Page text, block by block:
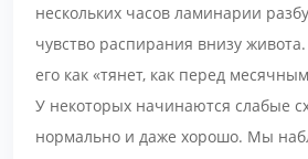
нескольких часов ламинарии
чувство распирания внизу
его как «тянет, как перед
У некоторых начинаются слабые
нормально и даже хорошо. Мы